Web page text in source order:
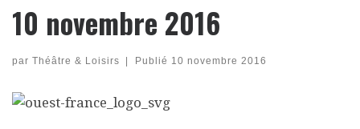
10 novembre 2016
par Théâtre & Loisirs | Publié 10 novembre 2016